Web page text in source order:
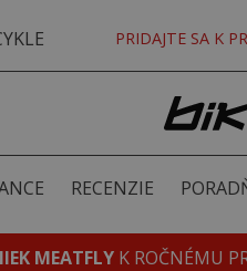
PRIDAJTE SA K
RECENZIE
MEATFLY K ROČNÉMU